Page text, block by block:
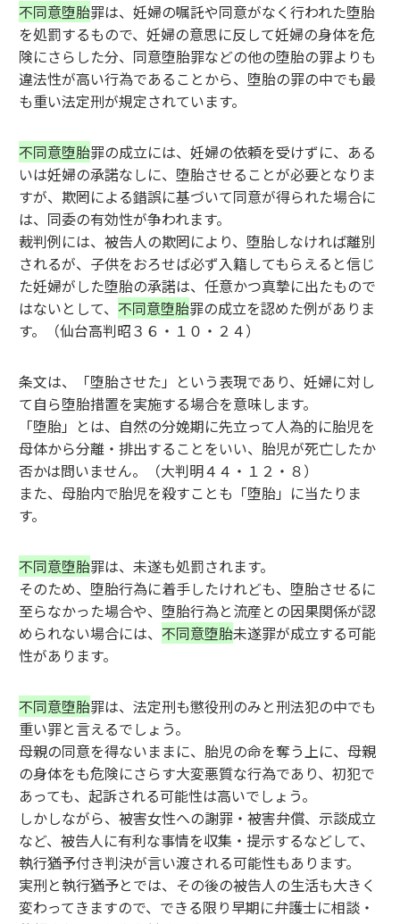
不同意堕胎罪は、妊婦の嘱託や同意がなく行われた堕胎
を処罰するもので、妊婦の意思に反して妊婦の身体を危
険にさらした分、同意堕胎罪などの他の堕胎の罪よりも
違法性が高い行為であることから、堕胎の罪の中でも最
も重い法定刑が規定されています。
不同意堕胎罪の成立には、妊婦の依頼を受けずに、ある
いは妊婦の承諾なしに、堕胎させることが必要となりま
すが、欺罔による錯誤に基づいて同意が得られた場合に
は、同委の有効性が争われます。
裁判例には、被告人の欺罔により、堕胎しなければ離別
されるが、子供をおろせば必ず入籍してもらえると信じ
た妊婦がした堕胎の承諾は、任意かつ真摯に出たもので
はないとして、 不同意堕胎罪の成立を認めた例がありま
す。（仙台高判昭３６・１０・２４）
条文は、「堕胎させた」という表現であり、妊婦に対し
て自ら堕胎措置を実施する場合を意味します。
「堕胎」とは、自然の分娩期に先立って人為的に胎児を
母体から分離・排出することをいい、胎児が死亡したか
否かは問いません。（大判明４４・１２・８）
また、母胎内で胎児を殺すことも「堕胎」に当たりま
す。
不同意堕胎罪は、未遂も処罰されます。
そのため、堕胎行為に着手したけれども、堕胎させるに
至らなかった場合や、堕胎行為と流産との因果関係が認
められない場合には、 不同意堕胎未遂罪が成立する可能
性があります。
不同意堕胎罪は、法定刑も懲役刑のみと刑法犯の中でも
重い罪と言えるでしょう。
母親の同意を得ないままに、胎児の命を奪う上に、母親
の身体をも危険にさらす大変悪質な行為であり、初犯で
あっても、起訴される可能性は高いでしょう。
しかしながら、被害女性への謝罪・被害弁償、示談成立
など、被告人に有利な事情を収集・提示するなどして、
執行猶予付き判決が言い渡される可能性もあります。
実刑と執行猶予とでは、その後の被告人の生活も大きく
変わってきますので、できる限り早期に弁護士に相談・